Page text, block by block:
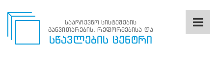
საარჩევნო
სისტემების
საარჩევნო სისტემების
განვითარების, რეფორმებისა და
სწავლების ცენტრი